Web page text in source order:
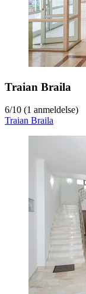
Traian Braila
6/10 (1 anmeldelse)
Traian Braila